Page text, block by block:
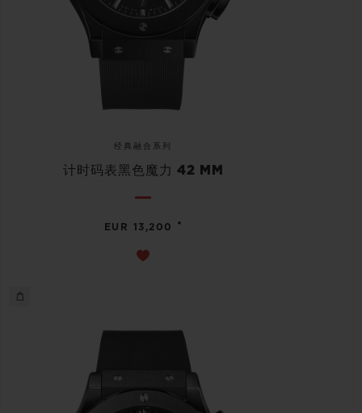
经典融合系列
计时码表黑色魔力 42 MM
EUR 13,200 •